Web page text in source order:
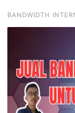
BANDWIDTH